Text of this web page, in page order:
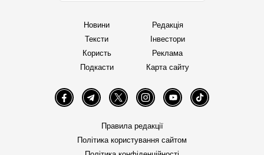
Новини
Тексти
Користь
Подкасти
Редакція
Інвестори
Реклама
Карта сайту
FacebookTelegramTwitter InstagramYouTube TikTok
Правила редакції
Політика користування сайтом